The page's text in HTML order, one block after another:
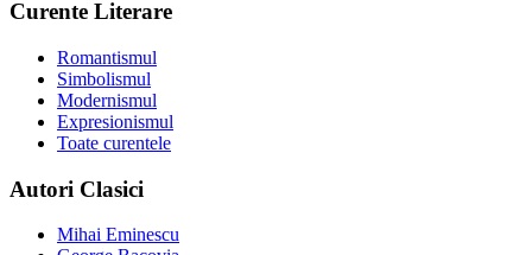
Curente Literare
Romantismul
Simbolismul
Modernismul
Expresionismul
Toate curentele
Autori Clasici
Mihai Eminescu